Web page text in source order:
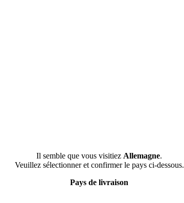
Il semble que vous visitiez Allemagne.
Veuillez sélectionner et confirmer le pays ci-dessous.
Pays de livraison